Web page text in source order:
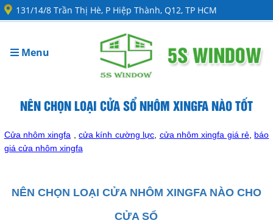
131/14/8 Trần Thị Hè, P Hiệp Thành, Q12, TP HCM
Menu
NÊN CHỌN LOẠI CỬA SỔ NHÔM XINGFA NÀO TỐT
Cửa nhôm xingfa ,cửa kính cường lực cửa nhôm xingfa giá rẻ, báo
giá cửa nhôm xingfa
NÊN CHỌN LOẠI CỬA NHÔM XINGFA NÀO CHO
CỬA SỔ